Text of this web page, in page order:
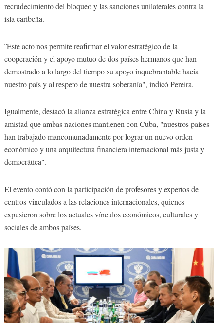
recrudecimiento del bloqueo y las sanciones unilaterales contra la
isla caribeña.
¨Este acto nos permite reafirmar el valor estratégico de la
cooperación y el apoyo mutuo de dos países hermanos que han
demostrado a lo largo del tiempo su apoyo inquebrantable hacia
nuestro país y al respeto de nuestra soberanía", indicó Pereira.
Igualmente, destacó la alianza estratégica entre China y Rusia y la
amistad que ambas naciones mantienen con Cuba, "nuestros países
han trabajado mancomunadamente por lograr un nuevo orden
económico y una arquitectura financiera internacional más justa y
democrática".
El evento contó con la participación de profesores y expertos de
centros vinculados a las relaciones internacionales, quienes
expusieron sobre los actuales vínculos económicos, culturales y
sociales de ambos países.